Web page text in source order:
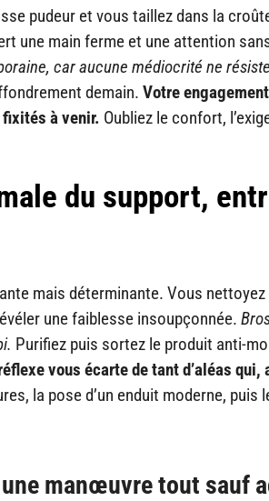
pudeur et vous taillez dans la
une main ferme et une attention
car aucune médiocrité ne
demain. Votre
à venir. Oubliez le confort,
du support,
mais déterminante. Vous
une faiblesse insoupçonnée.
Purifiez puis sortez le produit anti-
vous écarte de tant d’aléas
la pose d’un enduit moderne, puis
manœuvre tout sauf